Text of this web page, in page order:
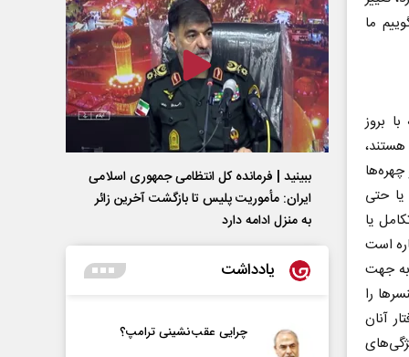
ما
بروز
هستند،
یا حتی
یا
است
جهت
را
آنان
ببینید | فرمانده کل انتظامی جمهوری اسلامی
ایران­: مأموریت پلیس تا بازگشت آخرین زائر
به منزل ادامه دارد
یادداشت
چرایی عقب‌نشینی ترامپ؟
پشت‌پرده تهدیدات